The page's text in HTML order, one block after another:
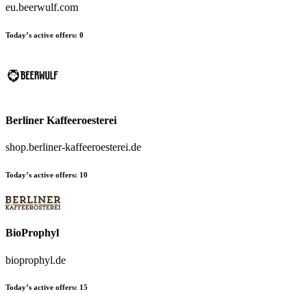
eu.beerwulf.com
Today’s active offers: 0
Berliner Kaffeeroesterei
shop.berliner-kaffeeroesterei.de
Today’s active offers: 10
BioProphyl
bioprophyl.de
Today’s active offers: 15